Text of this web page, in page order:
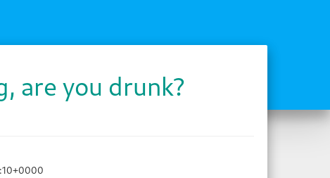
are you drunk?